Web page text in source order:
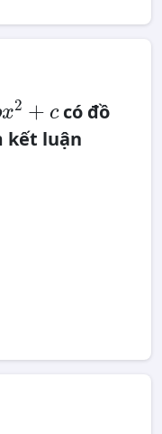
x2 + ccó đồ
kết luận